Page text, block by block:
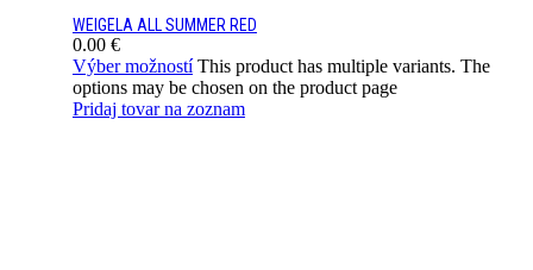
WEIGELA ALL SUMMER RED
0.00 €
Výber možnostíThis product has multiple variants. The
options may be chosen on the product page
Pridaj tovar na zoznam